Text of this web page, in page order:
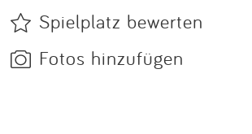
Spielplatz bewerten
Fotos hinzufügen